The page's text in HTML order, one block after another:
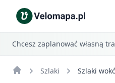
Chcesz zaplanować własną
Szlaki Szlaki